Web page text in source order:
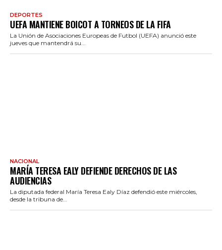
DEPORTES
UEFA MANTIENE BOICOT A TORNEOS DE LA FIFA
La Unión de Asociaciones Europeas de Futbol (UEFA) anunció este
jueves que mantendrá su...
NACIONAL
MARÍA TERESA EALY DEFIENDE DERECHOS DE LAS
AUDIENCIAS
La diputada federal María Teresa Ealy Díaz defendió este miércoles,
desde la tribuna de...